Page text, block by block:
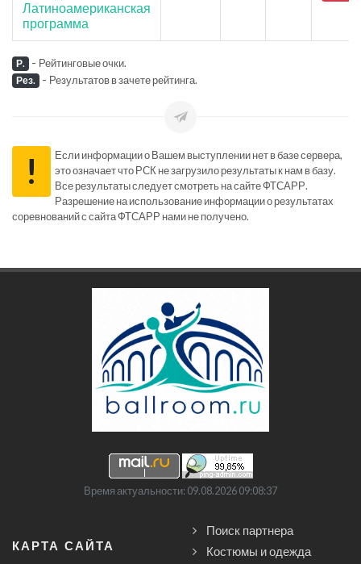
Латиноамериканская
программа
Р. - Рейтинговые очки.
Рез. - Результатов в зачете рейтинга.
!
Если информации о Вашем выступлении нет в базе сервера,
это означает что РСК не загрузило результаты к нам в базу.
Все результаты следует смотреть на сайте ФТСАРР.
Разрешение на использование информации о результатах
соревнований с сайта ФТСАРР нами не получено.
Время актуальности: 09.08.2026 09:08:37
КАРТА САЙТА
Поиск партнера
Костюмы и одежда